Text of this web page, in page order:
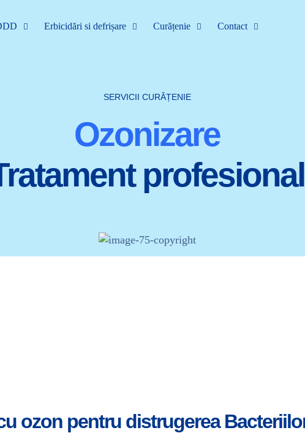
Erbicidări si defrișare Curățenie Contact
SERVICII CURĂȚENIE
Ozonizare
profesional
ozon pentru distrugerea